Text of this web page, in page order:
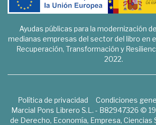
Ayudas públicas para la modernización
medianas empresas del sector del libro en
Recuperación, Transformación y
2022.
Política de privacidad Condiciones
Marcial Pons Librero S.L. - B82947326 ©
de Derecho, Economía, Empresa, Ciencias